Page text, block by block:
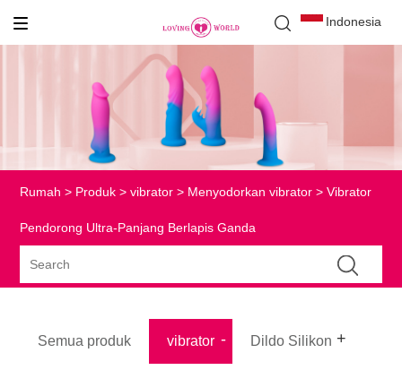
Indonesia
Rumah > Produk >vibrator > Menyodorkan vibrator > Vibrator
Pendorong Ultra-Panjang Berlapis Ganda
Semua produk vibrator Dildo Silikon